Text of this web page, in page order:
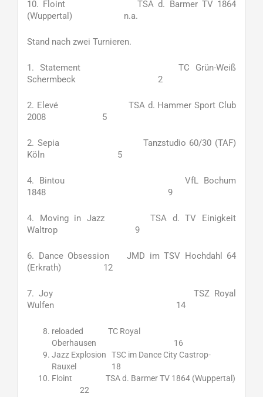
10. Floint TSA d. Barmer TV 1864
(Wuppertal) n.a.
Stand nach zwei Turnieren.
1. Statement TC Grün-Weiß
Schermbeck 2
2. Elevé TSA d. Hammer Sport Club
2008 5
2. Sepia Tanzstudio 60/30 (TAF)
Köln 5
4. Bintou VfL Bochum
1848 9
4. Moving in Jazz TSA d. TV Einigkeit
Waltrop 9
6. Dance Obsession JMD im TSV Hochdahl 64
(Erkrath) 12
7. Joy TSZ Royal
Wulfen 14
reloaded TC Royal
Oberhausen 16
Jazz Explosion TSC im Dance City Castrop-
Rauxel 18
Floint TSA d. Barmer TV 1864 (Wuppertal)
22